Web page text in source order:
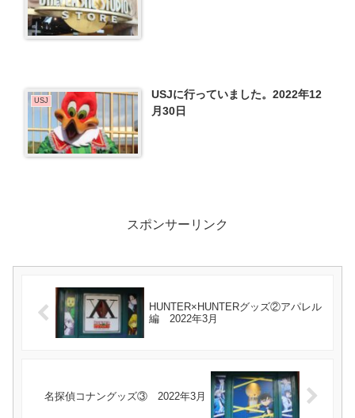
USJ
USJに行っていました。2022年12
月30日
スポンサーリンク
HUNTER×HUNTERグッズ②アパレル
編 2022年3月
名探偵コナングッズ③ 2022年3月